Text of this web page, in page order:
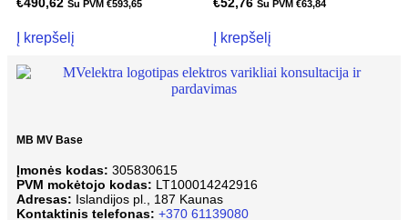
€490,62 Su PVM €593,65
Į krepšelį
€52,76 Su PVM €63,84
Į krepšelį
MB MV Base
Įmonės kodas: 305830615
PVM mokėtojo kodas: LT100014242916
Adresas: Islandijos pl., 187 Kaunas
Kontaktinis telefonas: +370 61139080